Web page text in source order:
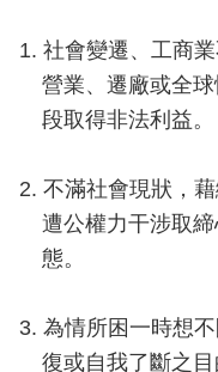
機
關
簡
介
宣
導
教
育
下
載
1. 社會變遷、工商
營業、遷廠或全
段取得非法利益。
2. 不滿社會現狀，
遭公權力干涉取
態。
3. 為情所困一時想
復或自我了斷之目